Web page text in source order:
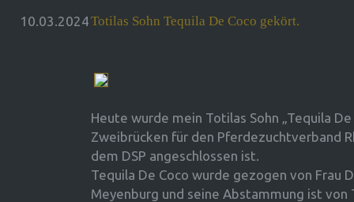
10.03.2024Totilas Sohn Tequila De Coco gekört.
Heute wurde mein Totilas Sohn „Tequila
Zweibrücken für den Pferdezuchtverband
dem DSP angeschlossen ist.
Tequila De Coco wurde gezogen von Frau
Meyenburg und seine Abstammung ist von